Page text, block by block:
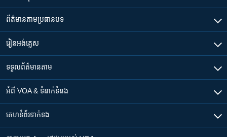
ព័ត៌មាន​តាមប្រធានបទ​
រៀន​​អង់គ្លេស
ទទួល​ព័ត៌មាន​តាម
អំពី​ VOA & ទំនាក់ទំនង
គេហទំព័រ​​ទាក់ទង